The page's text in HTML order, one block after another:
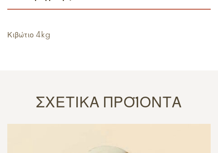
Κιβώτιο 4kg
ΣΧΕΤΙΚΆ ΠΡΟΪΌΝΤΑ